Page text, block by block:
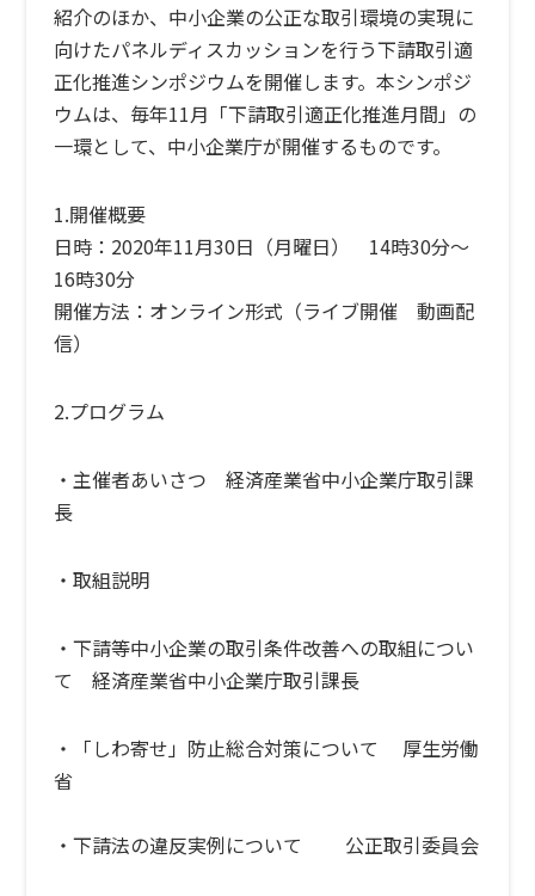
紹介のほか、中小企業の公正な取引環境の実現に
向けたパネルディスカッションを行う下請取引適
正化推進シンポジウムを開催します。本シンポジ
ウムは、毎年11月「下請取引適正化推進月間」の
一環として、中小企業庁が開催するものです。
1.開催概要
日時：2020年11月30日（月曜日） 14時30分～
16時30分
開催方法：オンライン形式（ライブ開催 動画配
信）
2.プログラム
・主催者あいさつ 経済産業省中小企業庁取引課
長
・取組説明
・下請等中小企業の取引条件改善への取組につい
て 経済産業省中小企業庁取引課長
・「しわ寄せ」防止総合対策について 厚生労働
省
・下請法の違反実例について 公正取引委員会